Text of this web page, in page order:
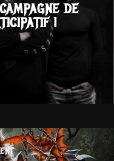
DE
!